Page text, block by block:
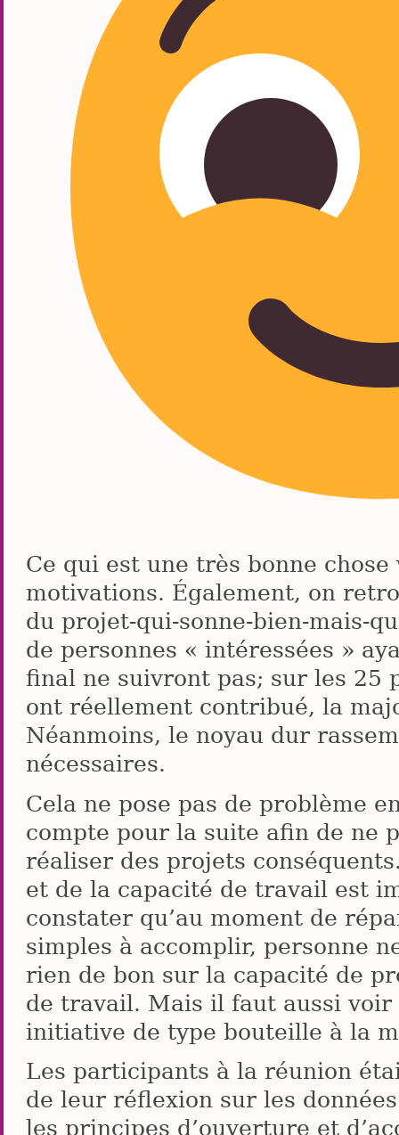
Ce qui est une très bonne
motivations. Également, on
du projet-qui-sonne-bien-mais-
de personnes « intéressées »
final ne suivront pas; sur les 25
ont réellement contribué, la
Néanmoins, le noyau dur
nécessaires.
Cela ne pose pas de problème
compte pour la suite afin de ne
réaliser des projets
et de la capacité de travail est
constater qu’au moment de
simples à accomplir, personne
rien de bon sur la capacité de
de travail. Mais il faut aussi voir
initiative de type bouteille à la
Les participants à la réunion
de leur réflexion sur les
les principes d’ouverture et